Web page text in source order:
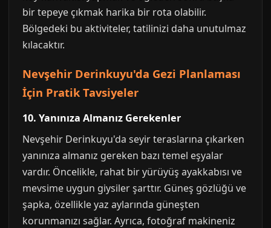
bir tepeye çıkmak harika bir rota olabilir.
Bölgedeki bu aktiviteler, tatilinizi daha unutulmaz
kılacaktır.
Nevşehir Derinkuyu'da Gezi Planlaması
İçin Pratik Tavsiyeler
10. Yanınıza Almanız Gerekenler
Nevşehir Derinkuyu'da seyir teraslarına çıkarken
yanınıza almanız gereken bazı temel eşyalar
vardır. Öncelikle, rahat bir yürüyüş ayakkabısı ve
mevsime uygun giysiler şarttır. Güneş gözlüğü ve
şapka, özellikle yaz aylarında güneşten
korunmanızı sağlar. Ayrıca, fotoğraf makineniz